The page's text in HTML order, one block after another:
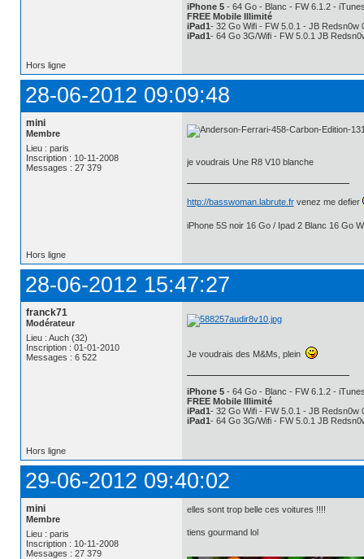
iPhone 5- 64 Go - Blanc - FW 6.1.2 -
FREE Mobile Illimité
iPad1- 32 Go Wifi - FW 5.0.1 - JB Redsn0w
iPad1- 64 Go 3G/Wifi - FW 5.0.1 JB
Hors ligne
28-06-2012 09:09:48
mini
Membre
Lieu : paris
Inscription : 10-11-2008
Messages : 27 379
je voudrais Une R8 V10 blanche
http://basswoman.labrute.frvenez me defier
iPhone 5S noir 16 Go / Ipad 2 Blanc 16 Go
Hors ligne
28-06-2012 15:47:27
franck71
Modérateur
Lieu : Auch (32)
Inscription : 01-01-2010
Messages : 6 522
Je voudrais des M&Ms, plein
iPhone 5- 64 Go - Blanc - FW 6.1.2 -
FREE Mobile Illimité
iPad1 - 32 Go Wifi - FW 5.0.1 - JB Redsn0w
iPad1 - 64 Go 3G/Wifi - FW 5.0.1 JB
Hors ligne
29-06-2012 09:40:02
mini
Membre
Lieu : paris
Inscription : 10-11-2008
Messages : 27 379
elles sont trop belle ces voitures !!!!
tiens gourmand lol